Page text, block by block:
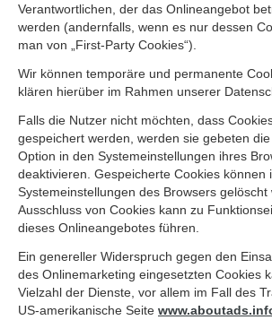
Verantwortlichen, der das Onlineangebot
werden (andernfalls, wenn es nur dessen
man von „First-Party Cookies“).
Wir können temporäre und permanente
klären hierüber im Rahmen unserer
Falls die Nutzer nicht möchten, dass
gespeichert werden, werden sie gebeten
Option in den Systemeinstellungen ihres
deaktivieren. Gespeicherte Cookies können
Systemeinstellungen des Browsers gelöscht
Ausschluss von Cookies kann zu
dieses Onlineangebotes führen.
Ein genereller Widerspruch gegen den
des Onlinemarketing eingesetzten Cookies
Vielzahl der Dienste, vor allem im Fall des
US-amerikanische Seite